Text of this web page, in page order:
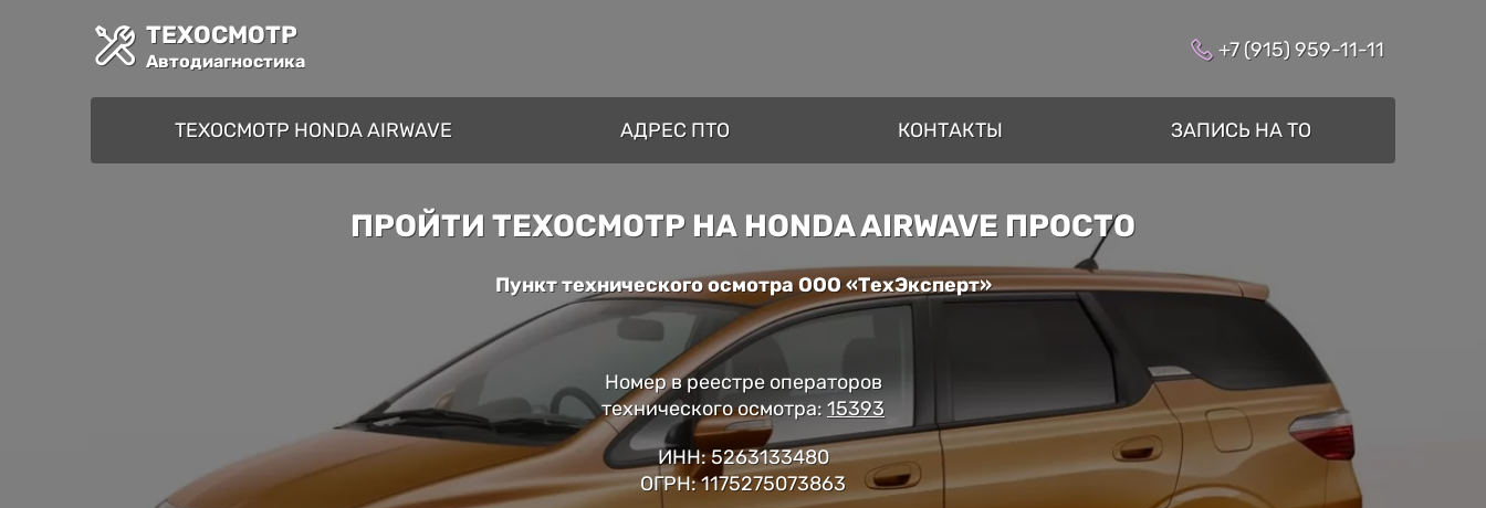
ТЕХОСМОТР
Автодиагностика +7 (915) 959-11-11
ТЕХОСМОТР HONDA AIRWAVE АДРЕС ПТО КОНТАКТЫ ЗАПИСЬ НА ТО
ПРОЙТИ ТЕХОСМОТР НА HONDA AIRWAVE ПРОСТО
Пункт технического осмотра ООО «ТехЭксперт»
Номер в реестре операторов
технического осмотра: 15393
ИНН: 5263133480
ОГРН: 1175275073863